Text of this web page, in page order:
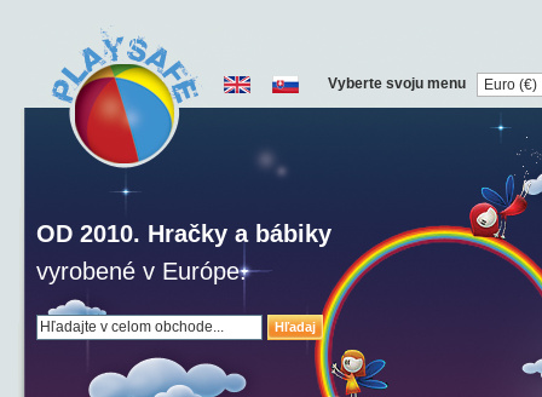
Hľadaj
OD 2010. Hračky a bábiky
vyrobené v Európe.
Vyberte svoju menu